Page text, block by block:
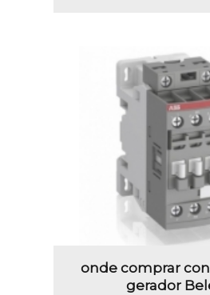
onde comprar
gerador